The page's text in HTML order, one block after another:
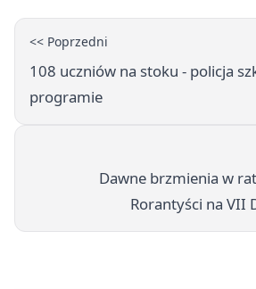
<< Poprzedni
108 uczniów na stoku - policja
programie
Dawne brzmienia w
Rorantyści na VII